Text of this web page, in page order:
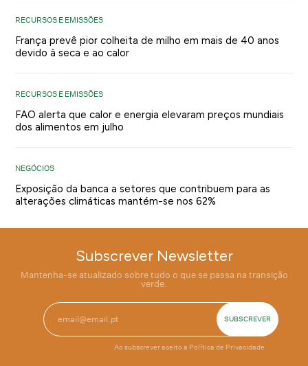
RECURSOS E EMISSÕES
França prevê pior colheita de milho em mais de 40 anos
devido à seca e ao calor
RECURSOS E EMISSÕES
FAO alerta que calor e energia elevaram preços mundiais
dos alimentos em julho
NEGÓCIOS
Exposição da banca a setores que contribuem para as
alterações climáticas mantém-se nos 62%
Subscrever Newsletter
Mantenha-se atualizado sobre tudo o que se passa na transição
verde.
Ao subscrever aceito a Política de Privacidade